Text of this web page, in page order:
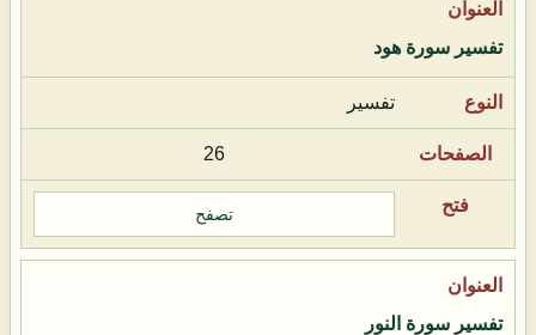
تفسير سورة هود
تفسير
26
تصفح
تفسير سورة النور